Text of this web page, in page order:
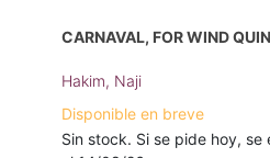
CARNAVAL, FOR WIND
Hakim, Naji
Disponible en breve
Sin stock. Si se pide hoy, se